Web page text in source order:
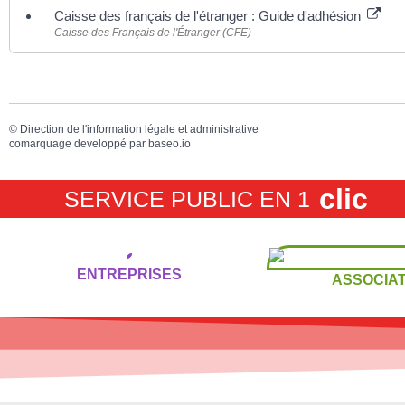
Caisse des français de l'étranger : Guide d'adhésion
Caisse des Français de l'Étranger (CFE)
© Direction de l'information légale et administrative
comarquage developpé par baseo.io
SERVICE PUBLIC EN 1 clic
ENTREPRISES